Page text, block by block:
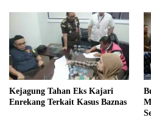
Kejagung Tahan Eks Kajari
Enrekang Terkait Kasus Baznas